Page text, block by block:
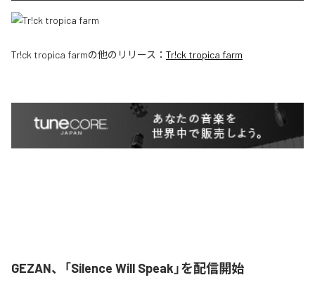
Tr!ck tropica farmの他のリリース： Tr!ck tropica farm
GEZAN、「Silence Will Speak」を配信開始